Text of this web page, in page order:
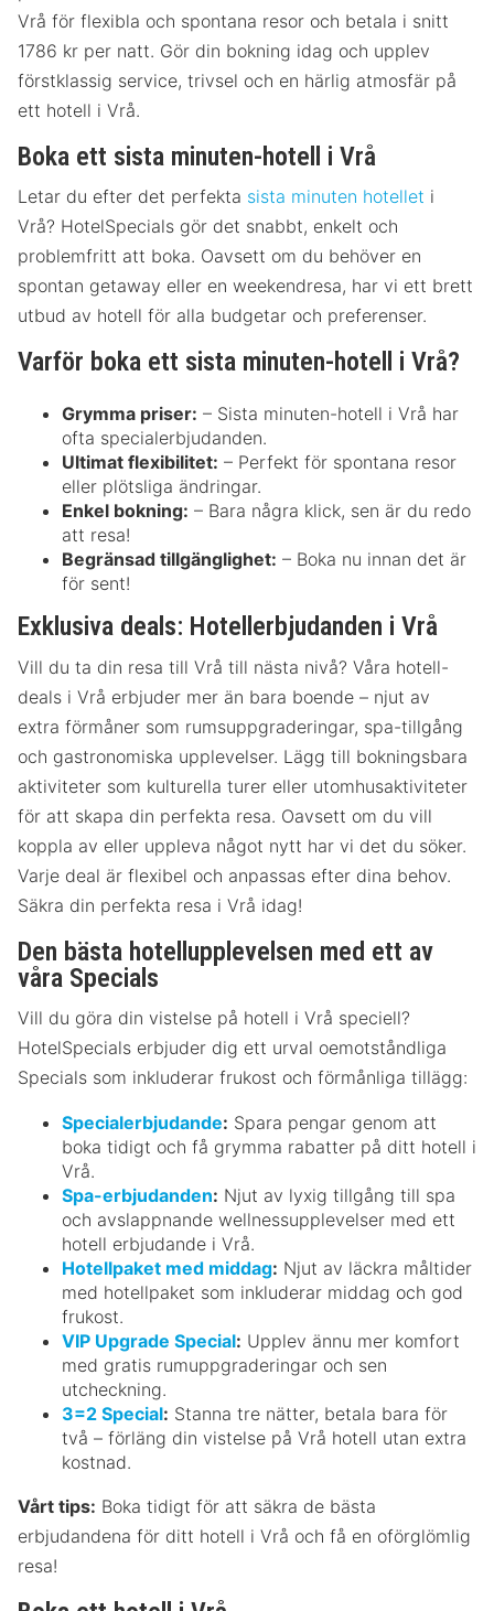
Vrå för flexibla och spontana resor och betala i snitt
1786 kr per natt. Gör din bokning idag och upplev
förstklassig service, trivsel och en härlig atmosfär på
ett hotell i Vrå.
Boka ett sista minuten-hotell i Vrå
Letar du efter det perfekta sista minuten hotellet i
Vrå? HotelSpecials gör det snabbt, enkelt och
problemfritt att boka. Oavsett om du behöver en
spontan getaway eller en weekendresa, har vi ett brett
utbud av hotell för alla budgetar och preferenser.
Varför boka ett sista minuten-hotell i Vrå?
Grymma priser: – Sista minuten-hotell i Vrå har
ofta specialerbjudanden.
Ultimat flexibilitet: – Perfekt för spontana resor
eller plötsliga ändringar.
Enkel bokning: – Bara några klick, sen är du redo
att resa!
Begränsad tillgänglighet: – Boka nu innan det är
för sent!
Exklusiva deals: Hotellerbjudanden i Vrå
Vill du ta din resa till Vrå till nästa nivå? Våra hotell-
deals i Vrå erbjuder mer än bara boende – njut av
extra förmåner som rumsuppgraderingar, spa-tillgång
och gastronomiska upplevelser. Lägg till bokningsbara
aktiviteter som kulturella turer eller utomhusaktiviteter
för att skapa din perfekta resa. Oavsett om du vill
koppla av eller uppleva något nytt har vi det du söker.
Varje deal är flexibel och anpassas efter dina behov.
Säkra din perfekta resa i Vrå idag!
Den bästa hotellupplevelsen med ett av
våra Specials
Vill du göra din vistelse på hotell i Vrå speciell?
HotelSpecials erbjuder dig ett urval oemotståndliga
Specials som inkluderar frukost och förmånliga tillägg:
Specialerbjudande: Spara pengar genom att
boka tidigt och få grymma rabatter på ditt hotell i
Vrå.
Spa-erbjudanden: Njut av lyxig tillgång till spa
och avslappnande wellnessupplevelser med ett
hotell erbjudande i Vrå.
Hotellpaket med middag: Njut av läckra måltider
med hotellpaket som inkluderar middag och god
frukost.
VIP Upgrade Special: Upplev ännu mer komfort
med gratis rumuppgraderingar och sen
utcheckning.
3=2 Special: Stanna tre nätter, betala bara för
två – förläng din vistelse på Vrå hotell utan extra
kostnad.
Vårt tips: Boka tidigt för att säkra de bästa
erbjudandena för ditt hotell i Vrå och få en oförglömlig
resa!